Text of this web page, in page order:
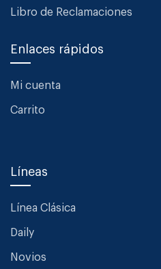
Libro de Reclamaciones
Enlaces rápidos
Mi cuenta
Carrito
Líneas
Línea Clásica
Daily
Novios